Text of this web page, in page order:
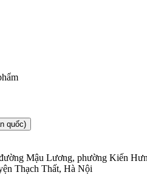
quốc)
Mậu Lương, phường Kiến
Thạch Thất, Hà Nội